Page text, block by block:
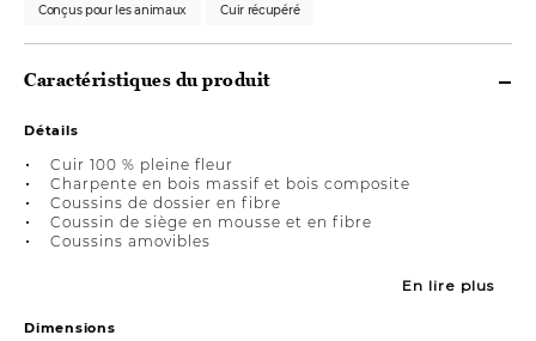
Conçus pour les animaux Cuir récupéré
Caractéristiques du produit
Détails
Cuir 100 % pleine fleur
Charpente en bois massif et bois composite
Coussins de dossier en fibre
Coussin de siège en mousse et en fibre
Coussins amovibles
En lire plus
Dimensions